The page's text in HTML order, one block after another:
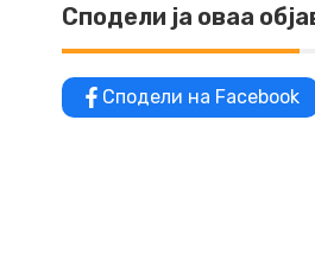
Сподели ја оваа
Сподели на Facebook